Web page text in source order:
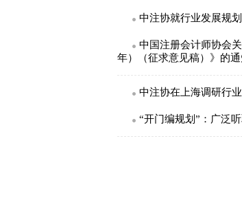
中注协就行业发展规
中国注册会计师协会
年）（征求意见稿）》的通
中注协在上海调研行
“开门编规划”：广泛